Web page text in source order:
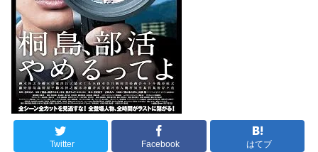
Twitter Facebook はてブ